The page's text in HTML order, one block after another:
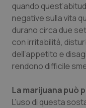
Quotidiano
Quotidiano
Quotidiano
Quotidiano
quando
negative sulla vita
durano circa due
con irritabilità,
dell’appetito e
rendono difficile
La marijuana può
L’uso di questa